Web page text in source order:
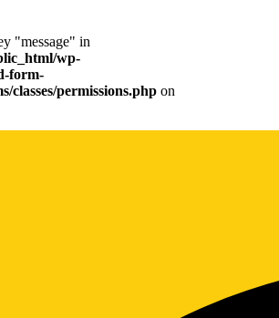
"message" in
wp-
form-
classes/permissions.php on